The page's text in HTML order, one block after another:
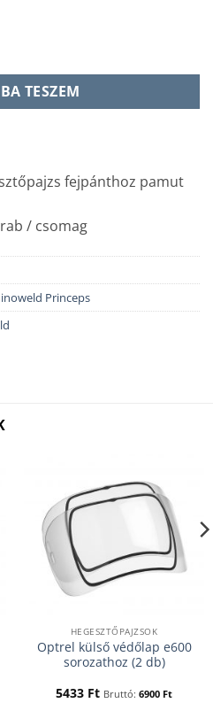
TESZEM
fejpánthoz pamut
/ csomag
Princeps
HEGESZTŐPAJZSOK
Optrel külső védőlap e600
sorozathoz (2 db)
5433 Ft Bruttó: 6900 Ft